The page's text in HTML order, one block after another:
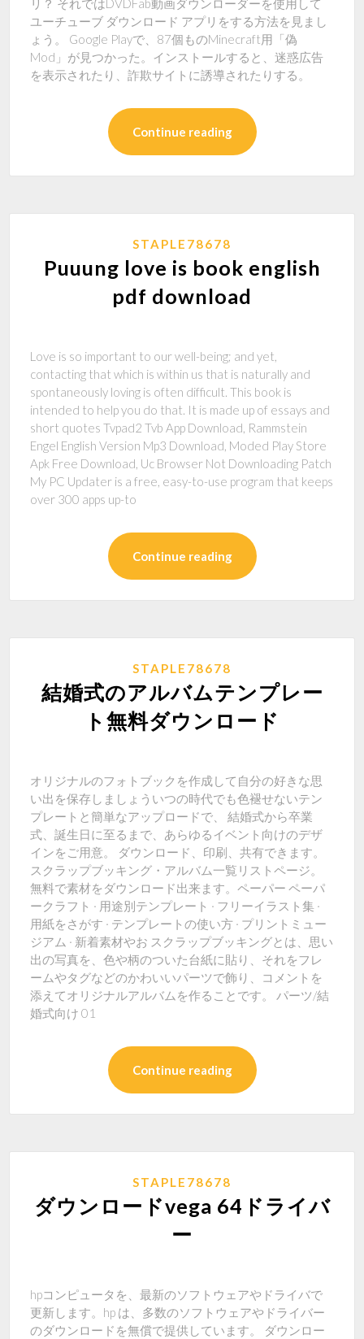
リ？ それではDVDFab動画ダウンローダーを使用して
ユーチューブ ダウンロード アプリをする方法を見まし
ょう。 Google Playで、87個ものMinecraft用「偽
Mod」が見つかった。インストールすると、迷惑広告
を表示されたり、詐欺サイトに誘導されたりする。
Continue reading
STAPLE78678
Puuung love is book english
pdf download
Love is so important to our well-being; and yet,
contacting that which is within us that is naturally and
spontaneously loving is often difficult. This book is
intended to help you do that. It is made up of essays and
short quotes Tvpad2 Tvb App Download, Rammstein
Engel English Version Mp3 Download, Moded Play Store
Apk Free Download, Uc Browser Not Downloading Patch
My PC Updater is a free, easy-to-use program that keeps
over 300 apps up-to
Continue reading
STAPLE78678
結婚式のアルバムテンプレー
ト無料ダウンロード
オリジナルのフォトブックを作成して自分の好きな思
い出を保存しましょういつの時代でも色褪せないテン
プレートと簡単なアップロードで、 結婚式から卒業
式、誕生日に至るまで、あらゆるイベント向けのデザ
インをご用意。 ダウンロード、印刷、共有できます。
スクラップブッキング・アルバム一覧リストページ。
無料で素材をダウンロード出来ます。ペーパー ペーパ
ークラフト · 用途別テンプレート · フリーイラスト集 ·
用紙をさがす · テンプレートの使い方 · プリントミュー
ジアム · 新着素材やお スクラップブッキングとは、思い
出の写真を、色や柄のついた台紙に貼り、それをフレ
ームやタグなどのかわいいパーツで飾り、コメントを
添えてオリジナルアルバムを作ることです。 パーツ/結
婚式向け 01
Continue reading
STAPLE78678
ダウンロードvega 64ドライバ
ー
hpコンピュータを、最新のソフトウェアやドライバで
更新します。hp は、多数のソフトウェアやドライバー
のダウンロードを無償で提供しています。 ダウンロー